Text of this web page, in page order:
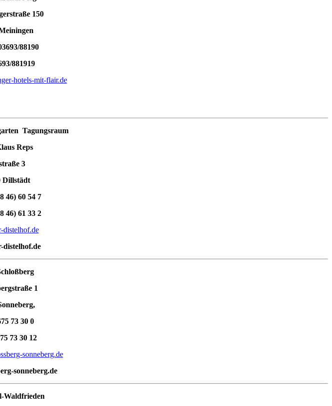
150
88190
881919
hotels-mit-flair.de
Tagungsraum
Reps
3
Dillstädt
46) 60 54 7
46) 61 33 2
distelhof.de
distelhof.de
1
73 30 0
73 30 12
sonneberg.de
sonneberg.de
Waldfrieden